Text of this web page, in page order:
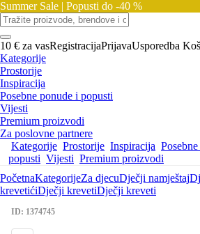
Summer Sale | Popusti do -40 %
10 € za vasRegistracijaPrijavaUsporedba
Kategorije
Prostorije
Inspiracija
Posebne ponude i popusti
Vijesti
Premium proizvodi
Za poslovne partnere
Kategorije Prostorije Inspiracija
popusti Vijesti Premium proizvodi
PočetnaKategorijeZa djecuDječji namještaj
krevetićiDječji krevetiDječji kreveti
ID: 1374745